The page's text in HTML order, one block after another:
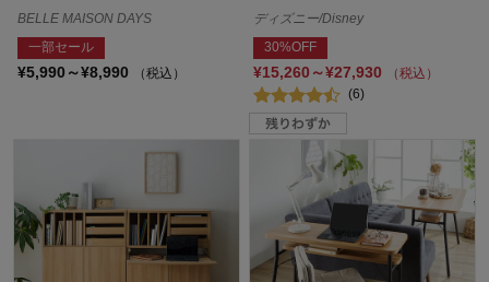
BELLE MAISON DAYS
一部セール
¥5,990～¥8,990 （税込）
ディズニー/Disney
30%OFF
¥15,260～¥27,930
（税込）
(6)